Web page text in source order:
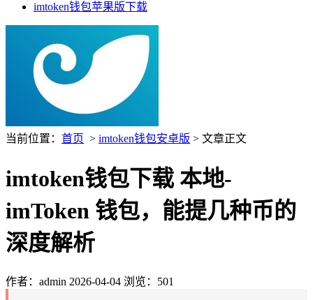
imtoken钱包苹果版下载
当前位置： 首页 > imtoken钱包安卓版 > 文章正文
imtoken钱包下载 本地-
imToken 钱包，能提几种币的
深度解析
作者：admin 2026-04-04 浏览：501